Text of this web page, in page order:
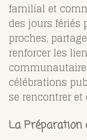
familial et
des jours fériés
proches,
renforcer les
célébrations
se rencontrer et
La Préparation